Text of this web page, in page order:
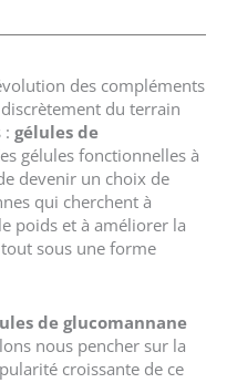
des compléments
du terrain
: gélules de
gélules fonctionnelles à
devenir un choix de
qui cherchent à
poids et à améliorer la
sous une forme
de glucomannane
nous pencher sur la
croissante de ce